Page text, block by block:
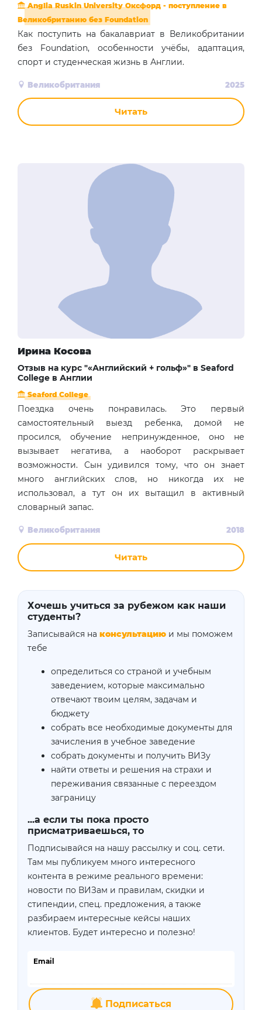
Anglia Ruskin University Оксфорд - поступление в
Великобританию без Foundation
Как поступить на бакалавриат в Великобритании
без Foundation, особенности учёбы, адаптация,
спорт и студенческая жизнь в Англии.
Великобритания 2025
Читать
Ирина Косова
Отзыв на курс "«Английский + гольф»" в Seaford
College в Англии
Seaford College
Поездка очень понравилась. Это первый
самостоятельный выезд ребенка, домой не
просился, обучение непринужденное, оно не
вызывает негатива, а наоборот раскрывает
возможности. Сын удивился тому, что он знает
много английских слов, но никогда их не
использовал, а тут он их вытащил в активный
словарный запас.
Великобритания 2018
Читать
Хочешь учиться за рубежом как наши
студенты?
Записывайся на консультацию и мы поможем
тебе
определиться со страной и учебным
заведением, которые максимально
отвечают твоим целям, задачам и
бюджету
собрать все необходимые документы для
зачисления в учебное заведение
собрать документы и получить ВИЗу
найти ответы и решения на страхи и
переживания связанные с переездом
заграницу
...а если ты пока просто
присматриваешься, то
Подписывайся на нашу рассылку и соц. сети.
Там мы публикуем много интересного
контента в режиме реального времени:
новости по ВИЗам и правилам, скидки и
стипендии, спец. предложения, а также
разбираем интересные кейсы наших
клиентов. Будет интересно и полезно!
Email
Подписаться